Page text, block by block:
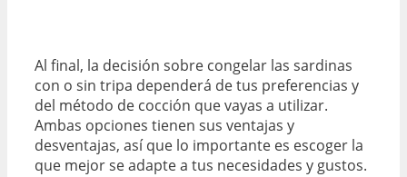
Al final, la decisión sobre congelar las sardinas
con o sin tripa dependerá de tus preferencias y
del método de cocción que vayas a utilizar.
Ambas opciones tienen sus ventajas y
desventajas, así que lo importante es escoger la
que mejor se adapte a tus necesidades y gustos.